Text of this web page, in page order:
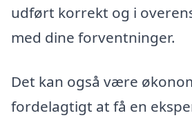
udført korrekt og i
med dine forventninger.
Det kan også være
fordelagtigt at få en